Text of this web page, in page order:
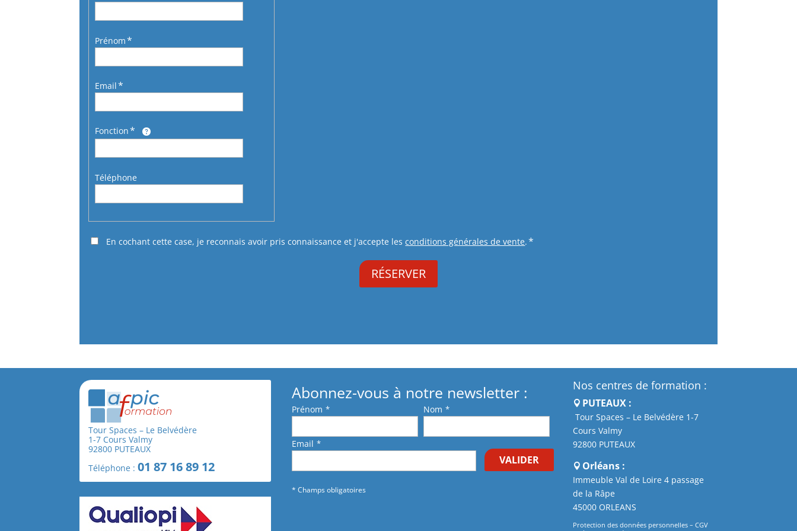
Prénom
Email
Fonction
Téléphone
En cochant cette case, je reconnais avoir pris connaissance et j'accepte lesconditions générales de vente.
Tour Spaces – Le Belvédère
1-7 Cours Valmy
92800 PUTEAUX
Téléphone :01 87 16 89 12
Abonnez-vous à notre newsletter :
Prénom * Nom *
Email *
VALIDER
* Champs obligatoires
Nos centres de formation :
PUTEAUX :
Tour Spaces – Le Belvédère 1-7
Cours Valmy
92800 PUTEAUX
Orléans :
Immeuble Val de Loire 4 passage
de la Râpe
45000 ORLEANS
Protection des données personnelles– CGV